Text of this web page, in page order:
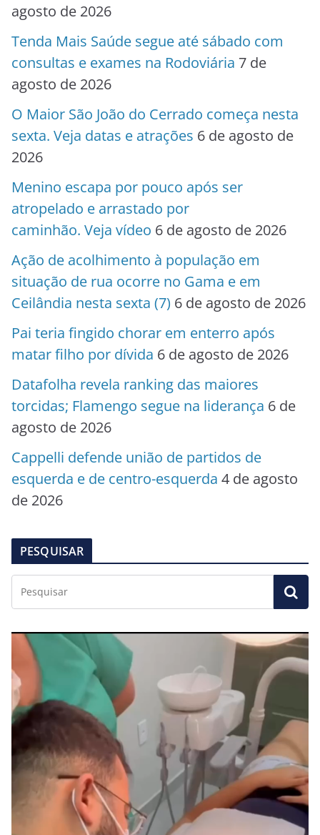
agosto de 2026
Tenda Mais Saúde segue até sábado com
consultas e exames na Rodoviária 7 de
agosto de 2026
O Maior São João do Cerrado começa nesta
sexta. Veja datas e atrações 6 de agosto de
2026
Menino escapa por pouco após ser
atropelado e arrastado por
caminhão. Veja vídeo 6 de agosto de 2026
Ação de acolhimento à população em
situação de rua ocorre no Gama e em
Ceilândia nesta sexta (7) 6 de agosto de 2026
Pai teria fingido chorar em enterro após
matar filho por dívida 6 de agosto de 2026
Datafolha revela ranking das maiores
torcidas; Flamengo segue na liderança 6 de
agosto de 2026
Cappelli defende união de partidos de
esquerda e de centro-esquerda 4 de agosto
de 2026
PESQUISAR